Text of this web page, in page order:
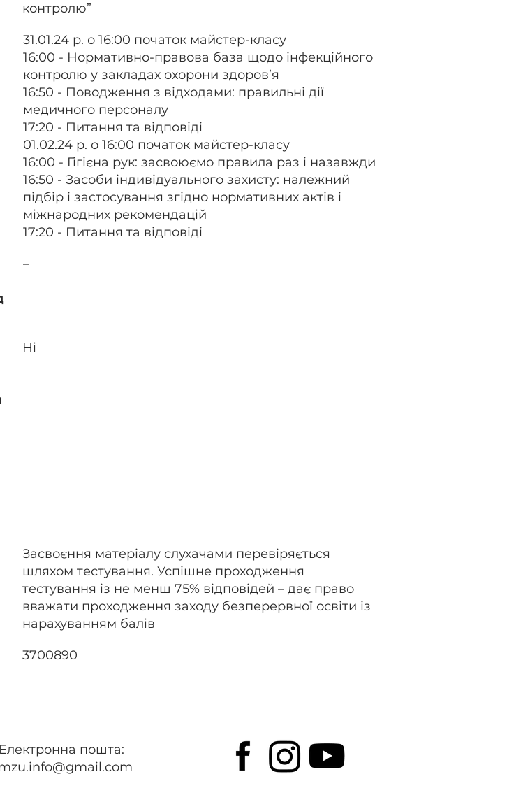
контролю”
31.01.24 р. о 16:00 початок майстер-класу
16:00 - Нормативно-правова база щодо інфекційного
контролю у закладах охорони здоров’я
16:50 - Поводження з відходами: правильні дії
медичного персоналу
17:20 - Питання та відповіді
01.02.24 р. о 16:00 початок майстер-класу
​16:00 - Гігієна рук: засвоюємо правила раз і назавжди
16:50 - Засоби індивідуального захисту: належний
підбір і застосування згідно нормативних актів і
міжнародних рекомендацій
17:20 - Питання та відповіді
–
Ні
Засвоєння матеріалу слухачами перевіряється
шляхом тестування. Успішне проходження
тестування із не менш 75% відповідей – дає право
вважати проходження заходу безперервної освіти із
нарахуванням балів
3700890
Електронна пошта: